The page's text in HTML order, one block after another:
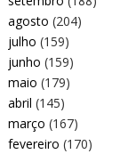
agosto (204)
julho (159)
junho (159)
maio (179)
abril (145)
março (167)
fevereiro (170)